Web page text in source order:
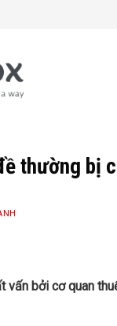
thường bị
vấn bởi cơ quan